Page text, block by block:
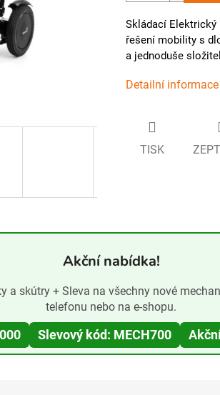
Skládací
řešení mobility s
a jednoduše
Detailní informace
TISK
Akční nabídka!
a skútry + Sleva na všechny nové
telefonu nebo na e-shopu.
Slevový kód: MECH700